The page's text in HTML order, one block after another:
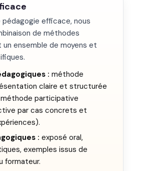
pédagogie efficace, nous
de méthodes
ensemble de moyens et
: méthode
claire et structurée
participative
par cas concrets et
: exposé oral,
exemples issus de
formateur.